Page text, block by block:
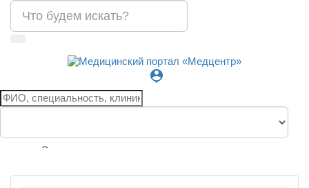
person_pin
Все города